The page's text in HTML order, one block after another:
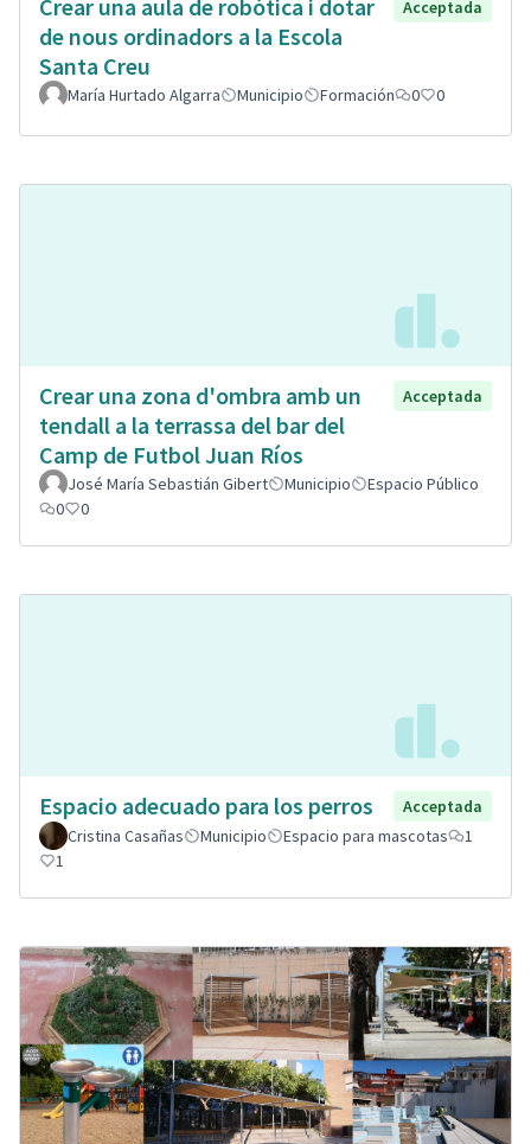
Crear una aula de robòtica i dotar
de nous ordinadors a la Escola
Santa Creu
Acceptada
María Hurtado Algarra Municipio Formación 0 0
Crear una zona d'ombra amb un
tendall a la terrassa del bar del
Camp de Futbol Juan Ríos
Acceptada
José María Sebastián Gibert Municipio
Espacio Público
0
0
Espacio adecuado para los perros
Acceptada
Cristina Casañas
Municipio Espacio para mascotas
1
1